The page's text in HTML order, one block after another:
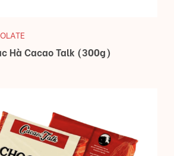
Hà Cacao Talk (300g)